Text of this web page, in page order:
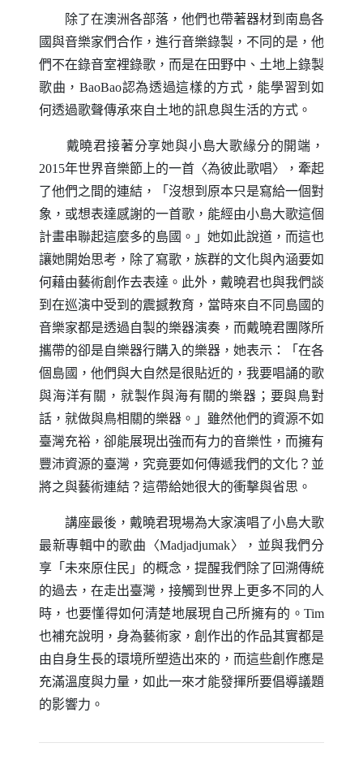
除了在澳洲各部落，他們也帶著器材到南島各
國與音樂家們合作，進行音樂錄製，不同的是，他
們不在錄音室裡錄歌，而是在田野中、土地上錄製
歌曲， BaoBao認為透過這樣的方式，能學習到如
何透過歌聲傳承來自土地的訊息與生活的方式。
戴曉君接著分享她與小島大歌緣分的開端，
2015年世界音樂節上的一首〈為彼此歌唱〉，牽起
了他們之間的連結，「沒想到原本只是寫給一個對
象，或想表達感謝的一首歌，能經由小島大歌這個
計畫串聯起這麼多的島國。」她如此說道，而這也
讓她開始思考，除了寫歌，族群的文化與內涵要如
何藉由藝術創作去表達。此外，戴曉君也與我們談
到在巡演中受到的震撼教育，當時來自不同島國的
音樂家都是透過自製的樂器演奏，而戴曉君團隊所
攜帶的卻是自樂器行購入的樂器，她表示：「在各
個島國，他們與大自然是很貼近的，我要唱誦的歌
與海洋有關，就製作與海有關的樂器；要與鳥對
話，就做與鳥相關的樂器。」雖然他們的資源不如
臺灣充裕，卻能展現出強而有力的音樂性，而擁有
豐沛資源的臺灣，究竟要如何傳遞我們的文化？並
將之與藝術連結？這帶給她很大的衝擊與省思。
講座最後，戴曉君現場為大家演唱了小島大歌
最新專輯中的歌曲〈Madjadjumak〉，並與我們分
享「未來原住民」的概念，提醒我們除了回溯傳統
的過去，在走出臺灣，接觸到世界上更多不同的人
時，也要懂得如何清楚地展現自己所擁有的。 Tim
也補充說明，身為藝術家，創作出的作品其實都是
由自身生長的環境所塑造出來的，而這些創作應是
充滿溫度與力量，如此一來才能發揮所要倡導議題
的影響力。